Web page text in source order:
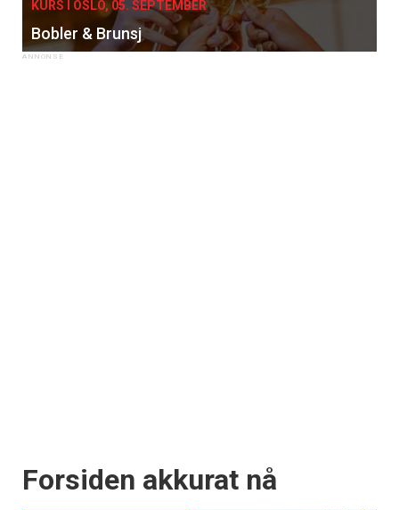
KURS I OSLO, 05. SEPTEMBER
Bobler & Brunsj
Forsiden akkurat nå